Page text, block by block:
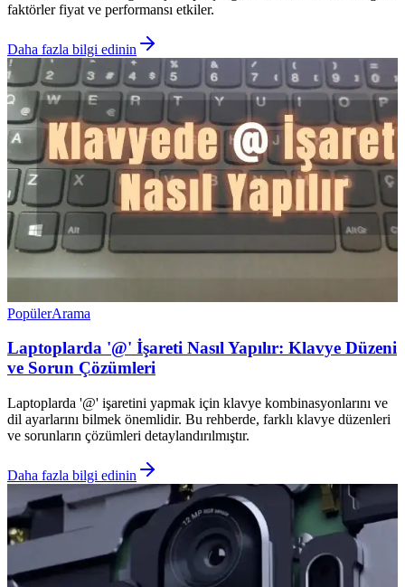
faktörler fiyat ve performansı etkiler.
Daha fazla bilgi edinin
PopülerArama
Laptoplarda '@' İşareti Nasıl Yapılır: Klavye Düzeni
ve Sorun Çözümleri
Laptoplarda '@' işaretini yapmak için klavye kombinasyonlarını ve
dil ayarlarını bilmek önemlidir. Bu rehberde, farklı klavye düzenleri
ve sorunların çözümleri detaylandırılmıştır.
Daha fazla bilgi edinin